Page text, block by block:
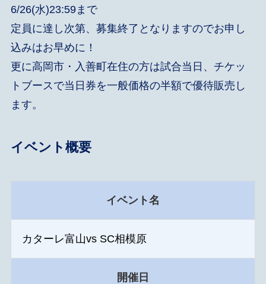
6/26(水)23:59まで
定員に達し次第、募集終了となりますのでお申し
込みはお早めに！
更に高岡市・入善町在住の方は試合当日、チケッ
トブースで当日券を一般価格の半額で優待販売し
ます。
イベント概要
イベント名
カターレ富山vs SC相模原
開催日